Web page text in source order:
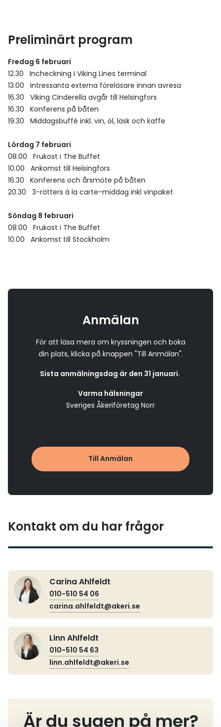
Preliminärt program
Fredag 6 februari
12.30 Incheckning i Viking Lines terminal
13.00 Intressanta externa föreläsare innan avresa
16.30 Viking Cinderella avgår till Helsingfors
16.30 Konferens på båten
19.30 Middagsbuffé inkl. vin, öl, läsk och kaffe
Lördag 7 februari
08.00 Frukost i The Buffet
10.00 Ankomst till Helsingfors
16.30 Konferens och årsmöte på båten
20.30 3-rätters à la carte-middag inkl vinpaket
Söndag 8 februari
08.00 Frukost i The Buffet
10.00 Ankomst till Stockholm
Anmälan
För att läsa mera om kryssningen och boka
din plats, klicka på knappen "Till Anmälan".
Sista anmälningsdag är den 31 januari.
Varma hälsningar
Sveriges Åkeriföretag Norr
Till Anmälan
Kontakt om du har frågor
Carina Ahlfeldt
010-510 54 06
carina.ahlfeldt@akeri.se
Linn Ahlfeldt
010-510 54 63
linn.ahlfeldt@akeri.se
Är du sugen på mer?